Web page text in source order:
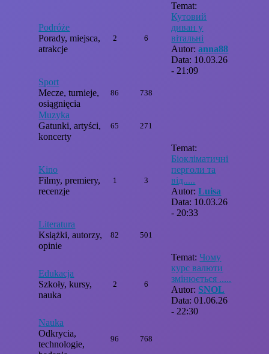
Podróże
Porady, miejsca,
atrakcje
2 6
Temat:
Кутовий
диван у
вітальні
Autor:anna88
Data: 10.03.26
- 21:09
Sport
Mecze, turnieje,
osiągnięcia
86 738
Muzyka
Gatunki, artyści,
koncerty
65 271
Kino
Filmy, premiery,
recenzje
1 3
Temat:
Біокліматичні
перголи та
від.....
Autor:Luisa
Data: 10.03.26
- 20:33
Literatura
Książki, autorzy,
opinie
82 501
Edukacja
Szkoły, kursy,
nauka
2 6
Temat:Чому
курс валюти
змінюється .....
Autor: SNOL
Data: 01.06.26
- 22:30
Nauka
Odkrycia,
technologie,
96 768